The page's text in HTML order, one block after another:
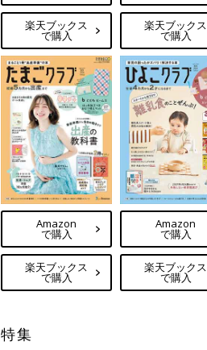
楽天ブックス
で購入
楽天ブックス
で購入
Amazon
で購入
楽天ブックス
で購入
Amazon
で購入
楽天ブックス
で購入
特集